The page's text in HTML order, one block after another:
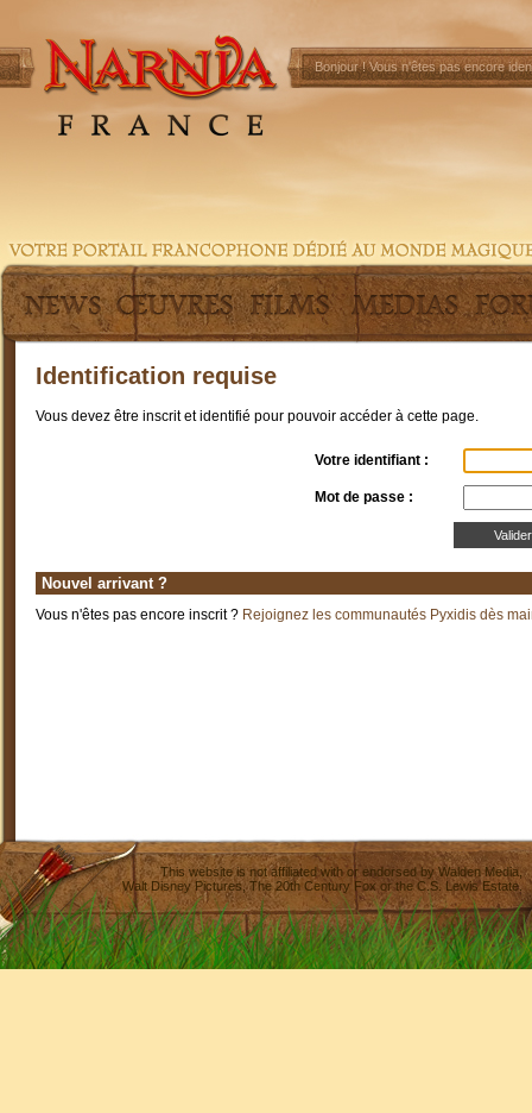
Bonjour !Vous n'êtes pas encore
Identification requise
Vous devez être inscrit et identifié pour pouvoir accéder à cette page.
Votre identifiant :
Mot de passe :
Nouvel arrivant ?
Vous n'êtes pas encore inscrit ? Rejoignez les communautés Pyxidis dès
This website is not affiliated with or endorsed byWalden Media
Walt Disney Pictures,The 20th Century Fox or the C.S. Lewis Estate.